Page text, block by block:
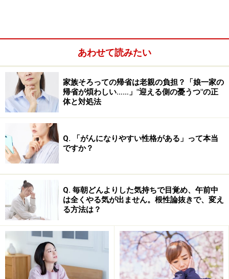
このように、既に手にしているものたがくさんあるのに
「寂しさ」という一点にとらわれていると、幸せを味わ
うことができなくなってしまいます。
年末は「既に手にしている幸せ」をじっく
り味わおう！
「幸せ」は形のないものです。したがって「つかんだ」
と思ったそばから、手にしていることを実感できなくな
ります。そのため、さらなる幸せを求めて走り続けてし
まう人が少なくありません。これを「
ス」と言います。
幸せは躍起になってつかむものではなく、味わうもので
す。そして、幸せの輪は「幸せを感じる人」のつながり
あわせて読みたい
家族そろっての帰省は老親の負担？「娘一家の
帰省が煩わしい……」"迎える側の憂うつ"の正
体と対処法
Q. 「がんになりやすい性格がある」って本当
ですか？
Q. 毎朝どんよりした気持ちで目覚め、午前中
は全くやる気が出ません。根性論抜きで、変え
る方法は？